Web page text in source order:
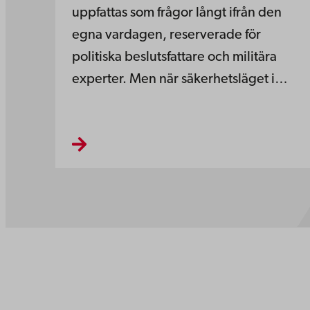
uppfattas som frågor långt ifrån den
egna vardagen, reserverade för
politiska beslutsfattare och militära
experter. Men när säkerhetsläget i…